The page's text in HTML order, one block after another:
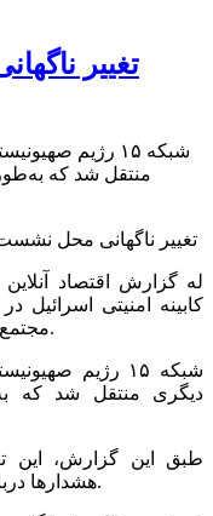
تغییر
شبکه ۱۵ رژیم
منتقل شد که
له گزارش اقتصاد
کابینه امنیتی اسرائیل
مجتمع جایگزین و کاملا مقاوم انتقال یافته است.
شبکه ۱۵ رژیم
دیگری منتقل شد که
طبق این گزارش، این
هشدار‌ها درباره عملیات احتمالی انصارالله ارتباط دارد.